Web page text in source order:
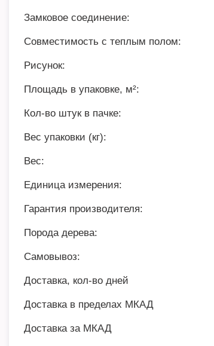
Замковое соединение:
Совместимость с теплым полом:
Рисунок:
Площадь в упаковке, м²:
Кол-во штук в пачке:
Вес упаковки (кг):
Вес:
Единица измерения:
Гарантия производителя:
Порода дерева:
Самовывоз:
Доставка, кол-во дней
Доставка в пределах МКАД
Доставка за МКАД